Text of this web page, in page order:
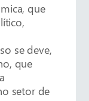
que
se deve,
que
setor de